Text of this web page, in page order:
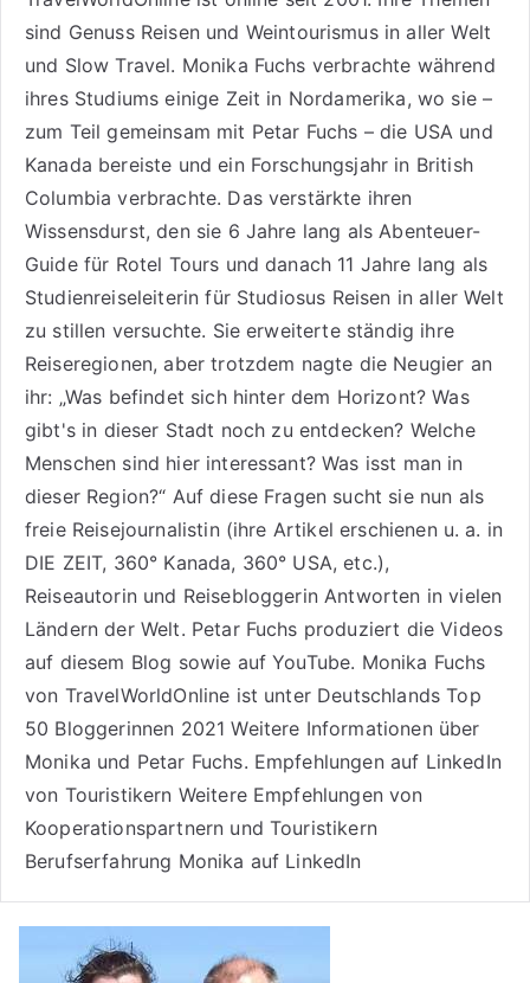
sind Genuss Reisenund Weintourismusin aller Welt
und Slow Travel. Monika Fuchs verbrachte während
ihres Studiums einige Zeit in Nordamerika, wo sie –
zum Teil gemeinsam mit Petar Fuchs – die USA und
Kanada bereiste und ein Forschungsjahr in British
Columbia verbrachte. Das verstärkte ihren
Wissensdurst, den sie 6 Jahre lang alsAbenteuer-
Guide für Rotel Tours und danach 11 Jahre lang als
Studienreiseleiterin für Studiosus Reisen in aller Welt
zu stillen versuchte. Sie erweiterte ständig ihre
Reiseregionen, aber trotzdem nagte die Neugier an
ihr: „Was befindet sich hinter dem Horizont? Was
gibt's in dieser Stadt noch zu entdecken? Welche
Menschen sind hier interessant? Was isst man in
dieser Region?“ Auf diese Fragen sucht sie nun als
freie Reisejournalistin (ihre Artikel erschienen u. a. in
DIE ZEIT, 360° Kanada, 360° USA, etc.),
Reiseautorinund Reisebloggerin Antworten in vielen
Ländern der Welt. Petar Fuchs produziert die Videos
auf diesem Blog sowie aufYouTube. Monika Fuchs
von TravelWorldOnline ist unter Deutschlands Top
50 Bloggerinnen 2021 Weitere Informationen über
Monika und Petar Fuchs. Empfehlungen auf LinkedIn
von Touristikern Weitere Empfehlungen von
Kooperationspartnern und Touristikern
Berufserfahrung Monika auf LinkedIn